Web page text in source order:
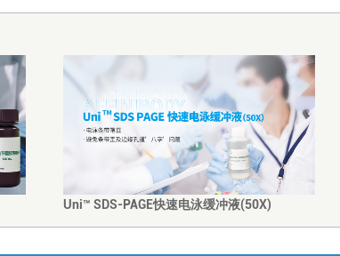
Uni™ SDS-PAGE快速电泳缓冲液(50X)